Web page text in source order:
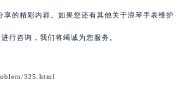
享的精彩内容。如果您还有其他关于浪琴手表维护
行咨询，我们将竭诚为您服务。
325.html